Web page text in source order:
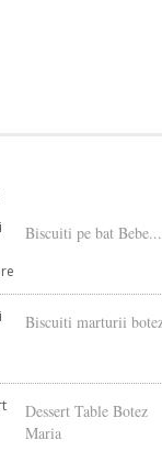
Biscuiti pe bat Bebe...
Biscuiti marturii
Dessert Table Botez
Maria